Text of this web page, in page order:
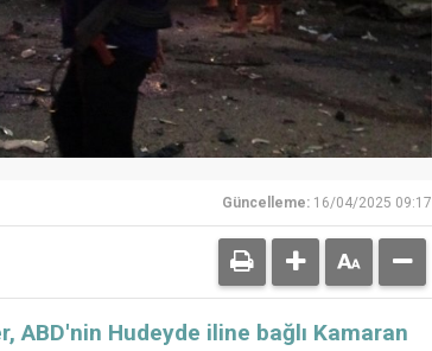
Güncelleme: 16/04/2025 09:17
ABD'nin Hudeyde iline bağlı Kamaran